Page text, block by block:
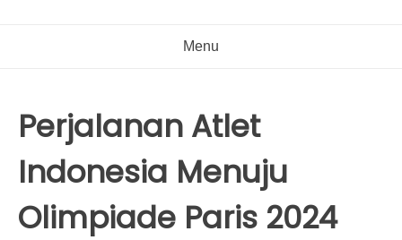
Menu
Perjalanan Atlet
Indonesia Menuju
Olimpiade Paris 2024